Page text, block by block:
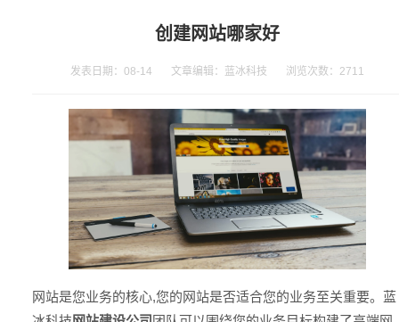
创建网站哪家好
发表日期：08-14 文章编辑：蓝冰科技 浏览次数： 2711
网站是您业务的核心,您的网站是否适合您的业务至关重要。蓝